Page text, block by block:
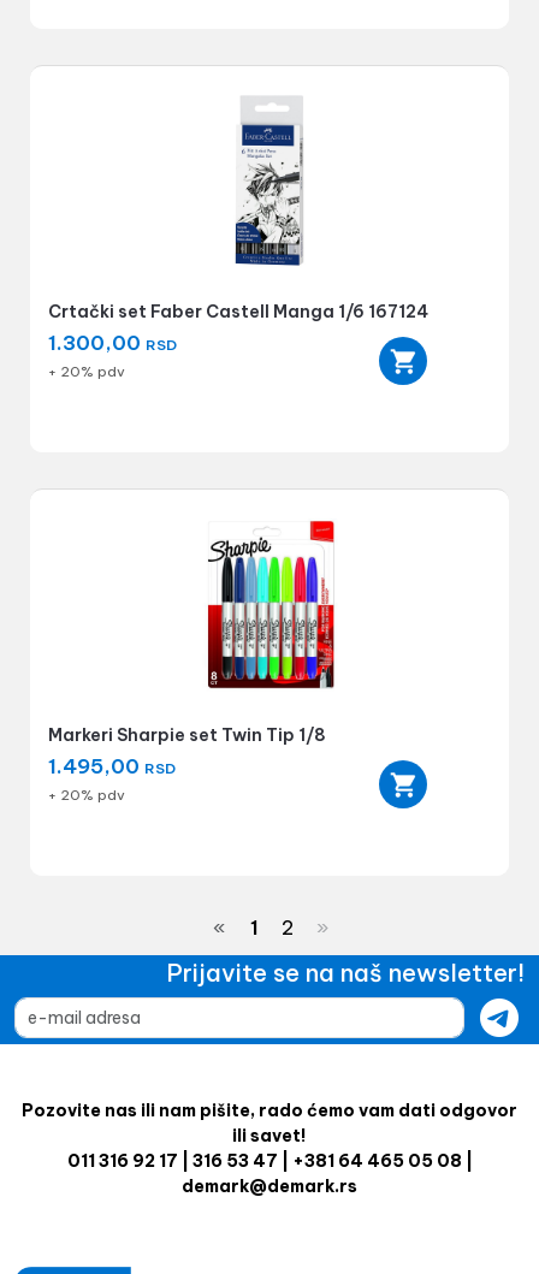
Crtački set Faber Castell Manga 1/6 167124
1.300,00 RSD
+ 20% pdv
Markeri Sharpie set Twin Tip 1/8
1.495,00 RSD
+ 20% pdv
« 1 2 »
Prijavite se na naš newsletter!
Pozovite nas ili nam pišite, rado ćemo vam dati odgovor
ili savet!
011 316 92 17 | 316 53 47 | +381 64 465 05 08 |
demark@demark.rs